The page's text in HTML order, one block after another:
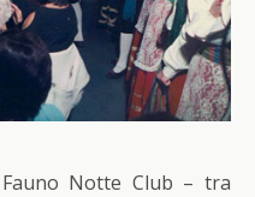
Notte Club – tra